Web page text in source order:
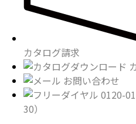
カタログ請求
お問い合わせ
0120-
30）